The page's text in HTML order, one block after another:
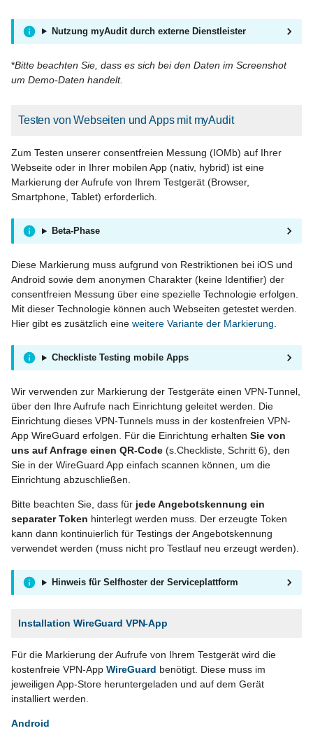
Nutzung myAudit durch externe Dienstleister
*Bitte beachten Sie, dass es sich bei den Daten im Screenshot
um Demo-Daten handelt.
Testen von Webseiten und Apps mit myAudit
Zum Testen unserer consentfreien Messung (IOMb) auf Ihrer
Webseite oder in Ihrer mobilen App (nativ, hybrid) ist eine
Markierung der Aufrufe von Ihrem Testgerät (Browser,
Smartphone, Tablet) erforderlich.
Beta-Phase
Diese Markierung muss aufgrund von Restriktionen bei iOS und
Android sowie dem anonymen Charakter (keine Identifier) der
consentfreien Messung über eine spezielle Technologie erfolgen.
Mit dieser Technologie können auch Webseiten getestet werden.
Hier gibt es zusätzlich eine weitere Variante der Markierung.
Checkliste Testing mobile Apps
Wir verwenden zur Markierung der Testgeräte einen VPN-Tunnel,
über den Ihre Aufrufe nach Einrichtung geleitet werden. Die
Einrichtung dieses VPN-Tunnels muss in der kostenfreien VPN-
App WireGuard erfolgen. Für die Einrichtung erhalten Sie von
uns auf Anfrage einen QR-Code (s.Checkliste, Schritt 6), den
Sie in der WireGuard App einfach scannen können, um die
Einrichtung abzuschließen.
Bitte beachten Sie, dass für jede Angebotskennung ein
separater Token hinterlegt werden muss. Der erzeugte Token
kann dann kontinuierlich für Testings der Angebotskennung
verwendet werden (muss nicht pro Testlauf neu erzeugt werden).
Hinweis für Selfhoster der Serviceplattform
Installation WireGuard VPN-App
Für die Markierung der Aufrufe von Ihrem Testgerät wird die
kostenfreie VPN-App WireGuard benötigt. Diese muss im
jeweiligen App-Store heruntergeladen und auf dem Gerät
installiert werden.
Android